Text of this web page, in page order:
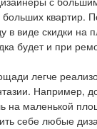
больших квартир.
в виде скидки на
будет и при
легче
Например,
на маленькой
себе любые